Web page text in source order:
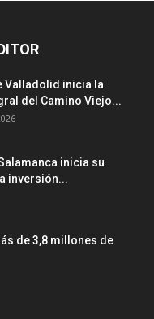
Valladolid inicia la
del Camino Viejo...
inicia su
inversión...
de 3,8 millones de